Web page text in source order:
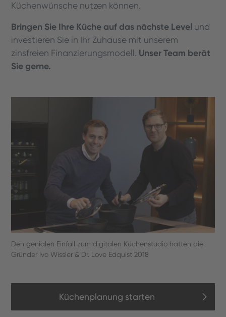
Küchenwünsche nutzen können.
Bringen Sie Ihre Küche auf das nächste Level und
investieren Sie in Ihr Zuhause mit unserem
zinsfreien Finanzierungsmodell. Unser Team berät
Sie gerne.
Den genialen Einfall zum digitalen Küchenstudio hatten die
Gründer Ivo Wissler & Dr. Love Edquist 2018
Küchenplanung starten